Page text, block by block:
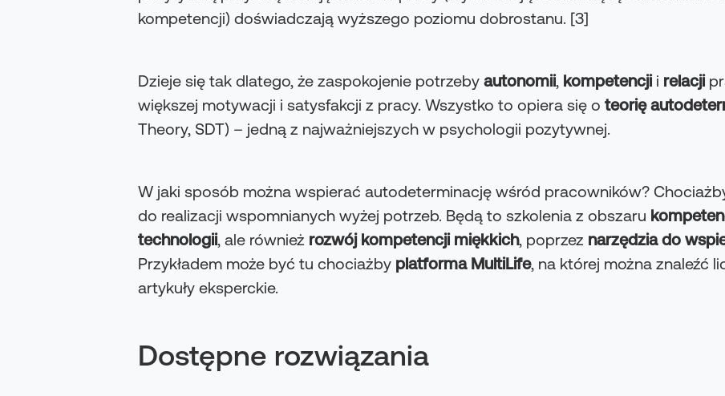
kompetencji) doświadczają wyższego poziomu dobrostanu. [3]
Dzieje się tak dlatego, że zaspokojenie potrzeby autonomii, kompetencjii relacji
większej motywacji i satysfakcji z pracy. Wszystko to opiera się o teorię
Theory, SDT) – jedną z najważniejszych w psychologii pozytywnej.
W jaki sposób można wspierać autodeterminację wśród pracowników?
do realizacji wspomnianych wyżej potrzeb. Będą to szkolenia z obszaru
technologii, ale również rozwój kompetencji miękkich, poprzez narzędzia do
Przykładem może być tu chociażby platforma MultiLife, na której można znaleźć
artykuły eksperckie.
Dostępne rozwiązania